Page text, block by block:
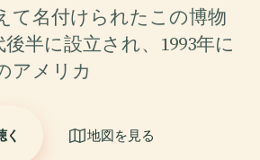
て名付けられたこの博物
半に設立され、1993年に
アメリカ
く 地図を見る